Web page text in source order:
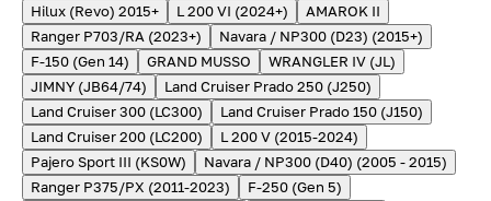
Hilux (Revo) 2015+ L 200 VI (2024+)
AMAROK II
Ranger P703/RA (2023+)
Navara / NP300 (D23) (2015+)
F-150 (Gen 14)
GRAND MUSSO
WRANGLER IV (JL)
JIMNY (JB64/74)
Land Cruiser Prado 250 (J250)
Land Cruiser 300 (LC300)
Land Cruiser Prado 150 (J150)
Land Cruiser 200 (LC200)
L 200 V (2015-2024)
Pajero Sport III (KS0W)
Navara / NP300 (D40) (2005 - 2015)
Ranger P375/PX (2011-2023)
F-250 (Gen 5)